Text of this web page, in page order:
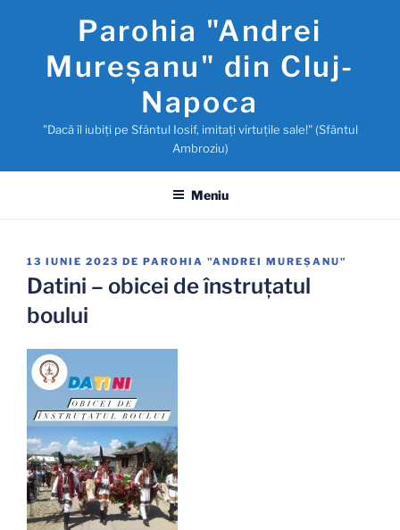
conținut
Parohia "Andrei
Mureşanu" din Cluj-
Napoca
"Dacă îl iubiţi pe Sfântul Iosif, imitaţi virtuţile sale!" (Sfântul
Ambroziu)
Meniu
PUBLICAT
PE
13 IUNIE 2023 DE PAROHIA "ANDREI MUREŞANU"
Datini – obicei de înstruţatul
boului